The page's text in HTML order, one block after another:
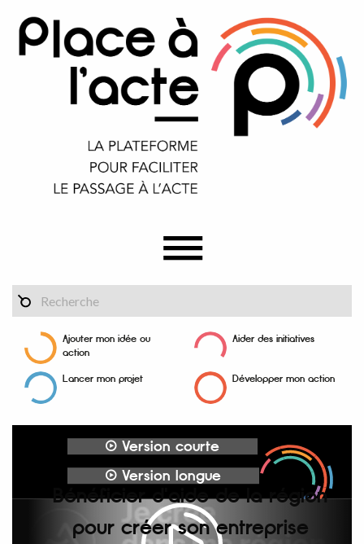
Ajouter mon idée ou
action
Aider des initiatives
Lancer mon projet Développer mon action
Bénéficier d'aide de la région
pour créer son entreprise
Version courte
Version longue